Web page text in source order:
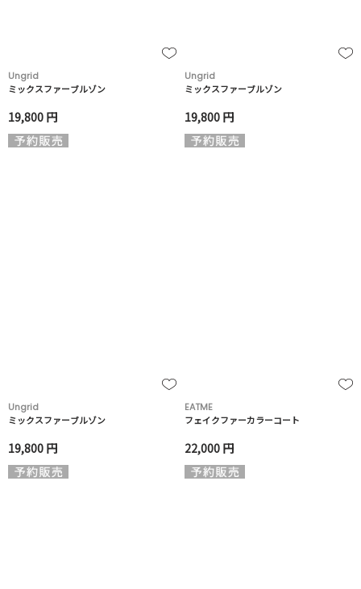
Ungrid
ミックスファーブルゾン
19,800 円
Ungrid
ミックスファーブルゾン
19,800 円
Ungrid
ミックスファーブルゾン
19,800 円
EATME
フェイクファーカラーコート
22,000 円